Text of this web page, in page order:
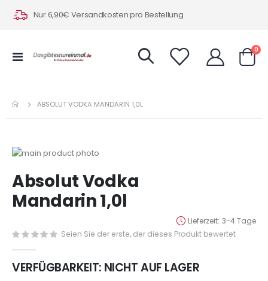
Nur 6,90€ Versandkosten pro Bestellung
Navigation
0
ABSOLUT VODKA MANDARIN 1,0L
Zum
der
Bildergalerie
springen
Anfang
der
Bildergalerie
Absolut Vodka
Mandarin 1,0l
Lieferzeit 3-4 Tage
Seien Sie der erste, der dieses Produkt bewertet
VERFÜGBARKEIT: NICHT AUF LAGER